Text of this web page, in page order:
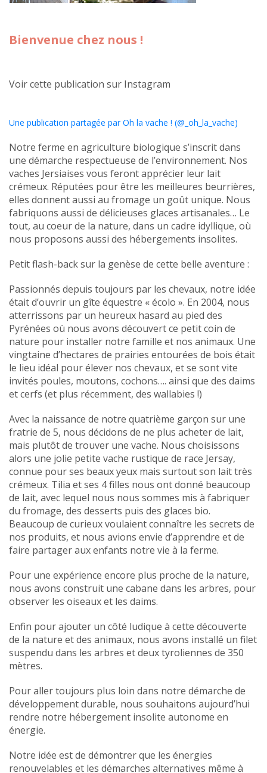
Bienvenue chez nous !
Voir cette publication sur Instagram
Une publication partagée par Oh la vache ! (@_oh_la_vache)
Notre ferme en agriculture biologique s’inscrit dans
une démarche respectueuse de l’environnement. Nos
vaches Jersiaises vous feront apprécier leur lait
crémeux. Réputées pour être les meilleures beurrières,
elles donnent aussi au fromage un goût unique. Nous
fabriquons aussi de délicieuses glaces artisanales… Le
tout, au coeur de la nature, dans un cadre idyllique, où
nous proposons aussi des hébergements insolites.
Petit flash-back sur la genèse de cette belle aventure :
Passionnés depuis toujours par les chevaux, notre idée
était d’ouvrir un gîte équestre « écolo ». En 2004, nous
atterrissons par un heureux hasard au pied des
Pyrénées où nous avons découvert ce petit coin de
nature pour installer notre famille et nos animaux. Une
vingtaine d’hectares de prairies entourées de bois était
le lieu idéal pour élever nos chevaux, et se sont vite
invités poules, moutons, cochons…. ainsi que des daims
et cerfs (et plus récemment, des wallabies !)
Avec la naissance de notre quatrième garçon sur une
fratrie de 5, nous décidons de ne plus acheter de lait,
mais plutôt de trouver une vache. Nous choisissons
alors une jolie petite vache rustique de race Jersay,
connue pour ses beaux yeux mais surtout son lait très
crémeux. Tilia et ses 4 filles nous ont donné beaucoup
de lait, avec lequel nous nous sommes mis à fabriquer
du fromage, des desserts puis des glaces bio.
Beaucoup de curieux voulaient connaître les secrets de
nos produits, et nous avions envie d’apprendre et de
faire partager aux enfants notre vie à la ferme.
Pour une expérience encore plus proche de la nature,
nous avons construit une cabane dans les arbres, pour
observer les oiseaux et les daims.
Enfin pour ajouter un côté ludique à cette découverte
de la nature et des animaux, nous avons installé un filet
suspendu dans les arbres et deux tyroliennes de 350
mètres.
Pour aller toujours plus loin dans notre démarche de
développement durable, nous souhaitons aujourd’hui
rendre notre hébergement insolite autonome en
énergie.
Notre idée est de démontrer que les énergies
renouvelables et les démarches alternatives même à